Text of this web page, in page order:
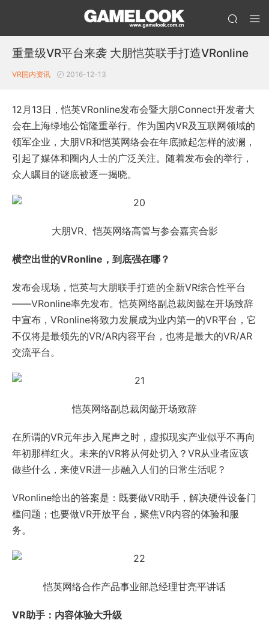
重量级VR平台来袭 大朋恺英联手打造VRonline
VR国内资讯 2016-12-13
12月13日，恺英VRonline发布会暨大朋Connect开发者大
会在上海绿地公馆隆重举行。作为国内VR及互联网领域的
领军企业，大朋VR和恺英网络会在年底掀起怎样的波澜，
引起了媒体和圈内人士的广泛关注。随着发布会的举行，
众人瞩目的谜底被逐一揭晓。
大朋VR、恺英网络高管与参会嘉宾合影
横空出世的VRonline，到底强在哪？
发布会现场，恺英与大朋联手打造的全新VR综合性平台
——VRonline率先发布。恺英网络副总裁闵懿在开场致辞
中宣布，VRonline将致力发展成为业内第一的VR平台，它
不仅将是最领先的VR/AR内容平台，也将是最大的VR/AR
交流平台。
恺英网络副总裁闵懿开场致辞
在所谓的VR元年步入尾声之时，虚拟现实产业似乎不再向
年初那样红火。未来的VR将从何处切入？VR从业者应该
做些什么，来使VR进一步融入人们的日常生活呢？
VRonline给出的答案是：既要做VR助手，解决硬件设备门
槛问题；也要做VR开放平台，聚焦VR内容的体验和服
务。
恺英网络合作产品事业部总经理甘亮平讲话
VR助手：内容体验大升级